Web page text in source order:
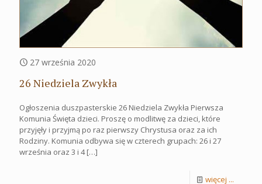
27 września 2020
26 Niedziela Zwykła
Ogłoszenia duszpasterskie 26 Niedziela Zwykła Pierwsza
Komunia Święta dzieci. Proszę o modlitwę za dzieci, które
przyjęły i przyjmą po raz pierwszy Chrystusa oraz za ich
Rodziny. Komunia odbywa się w czterech grupach: 26 i 27
września oraz 3 i 4[…]
więcej ...